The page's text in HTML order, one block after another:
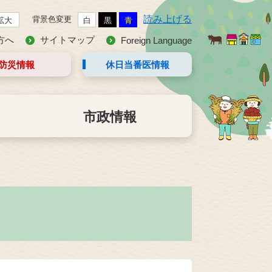
大 背景色変更 白 黒 青 読み上げる
へ サイトマップ Foreign Language
災情報 休日当番医情報
市政情報